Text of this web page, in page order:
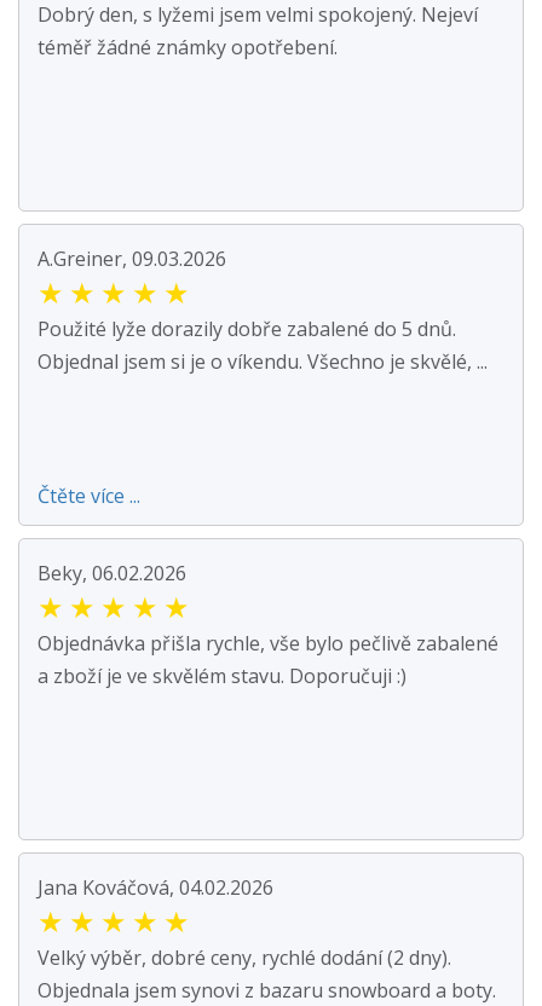
Dobrý den, s lyžemi jsem velmi spokojený. Nejeví
téměř žádné známky opotřebení.
A.Greiner, 09.03.2026
★ ★ ★ ★ ★
Použité lyže dorazily dobře zabalené do 5 dnů.
Objednal jsem si je o víkendu. Všechno je skvělé, ...
Čtěte více ...
Beky, 06.02.2026
★ ★ ★ ★ ★
Objednávka přišla rychle, vše bylo pečlivě zabalené
a zboží je ve skvělém stavu. Doporučuji :)
Jana Kováčová, 04.02.2026
★ ★ ★ ★ ★
Velký výběr, dobré ceny, rychlé dodání (2 dny).
Objednala jsem synovi z bazaru snowboard a boty.